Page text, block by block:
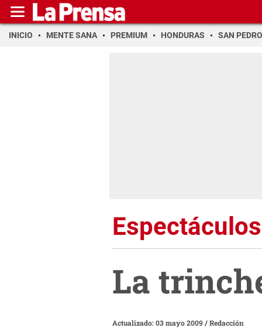
INICIO MENTE SANA PREMIUM HONDURAS SAN PEDRO
Espectáculos
La
Actualizado: 03 mayo 2009/Redacción